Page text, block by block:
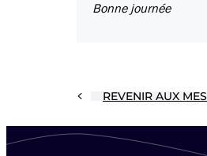
Bonne journée
REVENIR AUX